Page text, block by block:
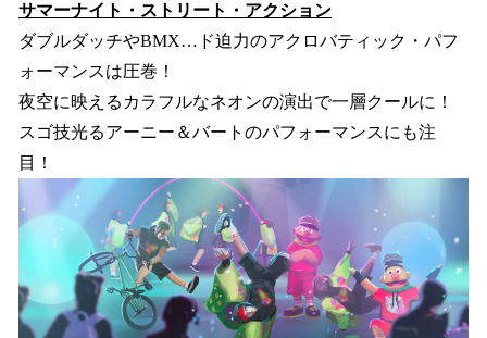
サマーナイト・ストリート・アクション
ダブルダッチやBMX…ド迫力のアクロバティック・パフ
ォーマンスは圧巻！
夜空に映えるカラフルなネオンの演出で一層クールに！
スゴ技光るアーニー＆バートのパフォーマンスにも注
目！